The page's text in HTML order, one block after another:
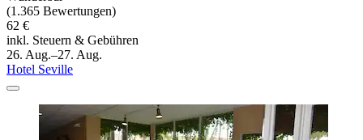
(1.365 Bewertungen)
62 €
inkl. Steuern & Gebühren
26. Aug.–27. Aug.
Hotel Seville